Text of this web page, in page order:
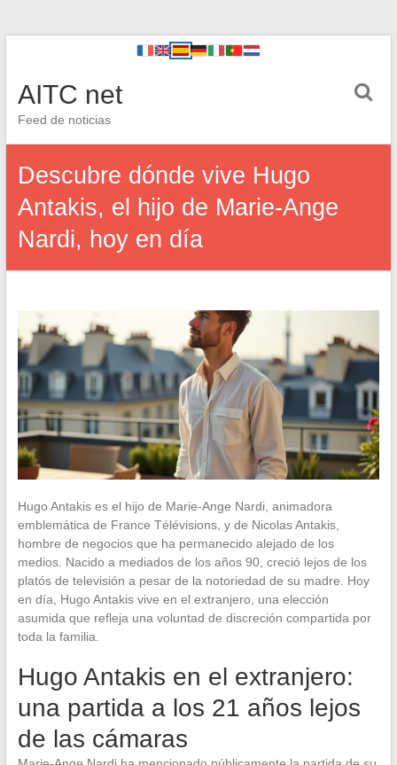
AITC net
Feed de noticias
Descubre dónde vive Hugo
Antakis, el hijo de Marie-Ange
Nardi, hoy en día
Hugo Antakis es el hijo de Marie-Ange Nardi, animadora
emblemática de France Télévisions, y de Nicolas Antakis,
hombre de negocios que ha permanecido alejado de los
medios. Nacido a mediados de los años 90, creció lejos de los
platós de televisión a pesar de la notoriedad de su madre. Hoy
en día, Hugo Antakis vive en el extranjero, una elección
asumida que refleja una voluntad de discreción compartida por
toda la familia.
Hugo Antakis en el extranjero:
una partida a los 21 años lejos
de las cámaras